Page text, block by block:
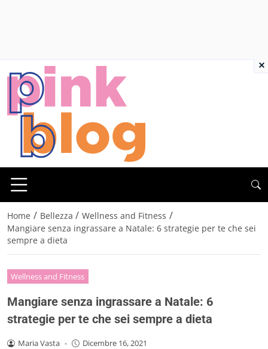
Home / Bellezza / Wellness and Fitness /
Mangiare senza ingrassare a Natale: 6 strategie per te che sei
sempre a dieta
Wellness and Fitness
Mangiare senza ingrassare a Natale: 6
strategie per te che sei sempre a dieta
Maria Vasta - Dicembre 16, 2021
×